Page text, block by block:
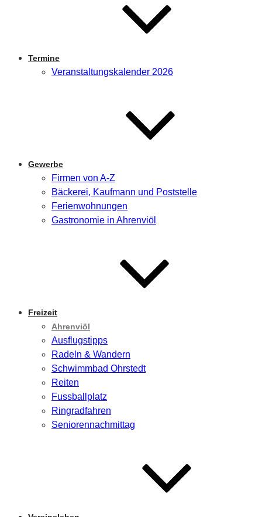
Termine
Veranstaltungskalender 2026
Gewerbe
Firmen von A-Z
Bäckerei, Kaufmann und Poststelle
Ferienwohnungen
Gastronomie in Ahrenviöl
Freizeit
Ahrenviöl
Ausflugstipps
Radeln & Wandern
Schwimmbad Ohrstedt
Reiten
Fussballplatz
Ringradfahren
Seniorennachmittag